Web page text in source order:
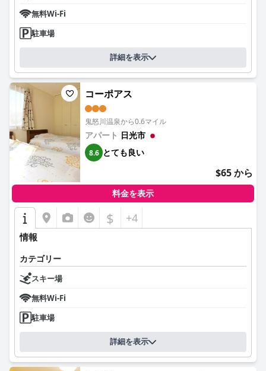
無料Wi-Fi
駐車場
詳細を表示
コーポアス
鬼怒川温泉から0.6マイル
アパート 日光市
8.6 とても良い
$65 から
料金を表示
$ +4
情報
カテゴリー
スキー場
無料Wi-Fi
駐車場
詳細を表示